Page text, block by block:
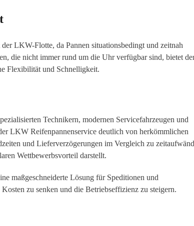
LKW-Flotte, da Pannen situationsbedingt und zeitnah
die nicht immer rund um die Uhr verfügbar sind, bietet
Flexibilität und Schnelligkeit.
Technikern, modernen Servicefahrzeugen und
LKW Reifenpannenservice deutlich von herkömmlichen
und Lieferverzögerungen im Vergleich zu
Wettbewerbsvorteil darstellt.
maßgeschneiderte Lösung für Speditionen und
zu senken und die Betriebseffizienz zu steigern.